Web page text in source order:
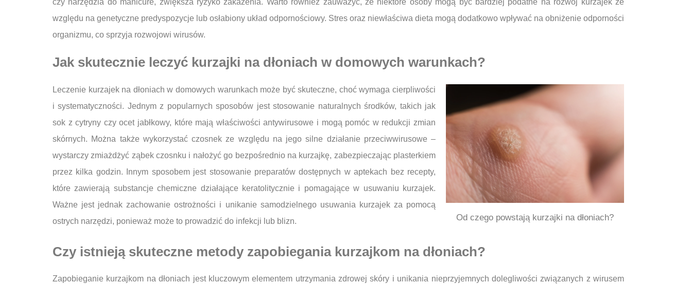
czy narzędzia do manicure, zwiększa ryzyko zakażenia. Warto również zauważyć, że niektóre osoby mogą być bardziej podatne na rozwój kurzajek ze
względu na genetyczne predyspozycje lub osłabiony układ odpornościowy. Stres oraz niewłaściwa dieta mogą dodatkowo wpływać na obniżenie odporności
organizmu, co sprzyja rozwojowi wirusów.
Jak skutecznie leczyć kurzajki na dłoniach w domowych warunkach?
Od czego powstają kurzajki na dłoniach?
Leczenie kurzajek na dłoniach w domowych warunkach może być skuteczne, choć wymaga cierpliwości
i systematyczności. Jednym z popularnych sposobów jest stosowanie naturalnych środków, takich jak
sok z cytryny czy ocet jabłkowy, które mają właściwości antywirusowe i mogą pomóc w redukcji zmian
skórnych. Można także wykorzystać czosnek ze względu na jego silne działanie przeciwwirusowe –
wystarczy zmiażdżyć ząbek czosnku i nałożyć go bezpośrednio na kurzajkę, zabezpieczając plasterkiem
przez kilka godzin. Innym sposobem jest stosowanie preparatów dostępnych w aptekach bez recepty,
które zawierają substancje chemiczne działające keratolitycznie i pomagające w usuwaniu kurzajek.
Ważne jest jednak zachowanie ostrożności i unikanie samodzielnego usuwania kurzajek za pomocą
ostrych narzędzi, ponieważ może to prowadzić do infekcji lub blizn.
Czy istnieją skuteczne metody zapobiegania kurzajkom na dłoniach?
Zapobieganie kurzajkom na dłoniach jest kluczowym elementem utrzymania zdrowej skóry i unikania nieprzyjemnych dolegliwości związanych z wirusem